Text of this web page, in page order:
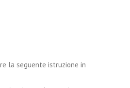
la seguente istruzione in